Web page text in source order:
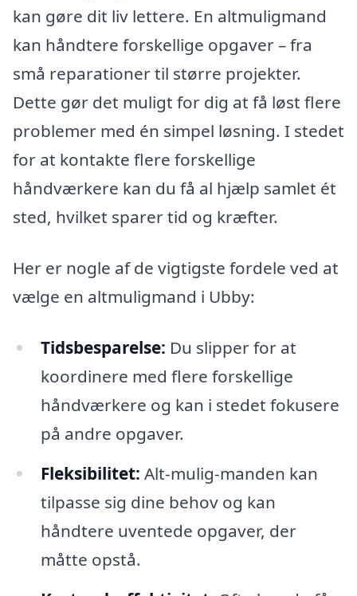
kan gøre dit liv lettere. En altmuligmand
kan håndtere forskellige opgaver – fra
små reparationer til større projekter.
Dette gør det muligt for dig at få løst flere
problemer med én simpel løsning. I stedet
for at kontakte flere forskellige
håndværkere kan du få al hjælp samlet ét
sted, hvilket sparer tid og kræfter.
Her er nogle af de vigtigste fordele ved at
vælge en altmuligmand i Ubby:
Tidsbesparelse: Du slipper for at
koordinere med flere forskellige
håndværkere og kan i stedet fokusere
på andre opgaver.
Fleksibilitet: Alt-mulig-manden kan
tilpasse sig dine behov og kan
håndtere uventede opgaver, der
måtte opstå.